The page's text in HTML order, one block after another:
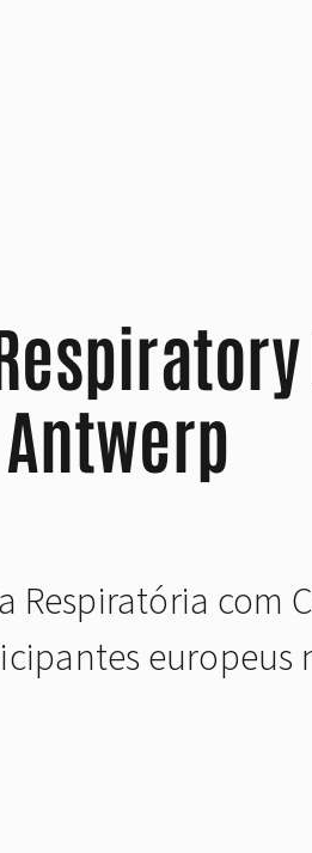
com